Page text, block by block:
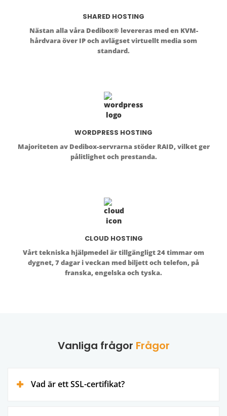
SHARED HOSTING
Nästan alla våra Dedibox® levereras med en KVM-
hårdvara över IP och avlägset virtuellt media som
standard.
WORDPRESS HOSTING
Majoriteten av Dedibox-servrarna stöder RAID, vilket ger
pålitlighet och prestanda.
CLOUD HOSTING
Vårt tekniska hjälpmedel är tillgängligt 24 timmar om
dygnet, 7 dagar i veckan med biljett och telefon, på
franska, engelska och tyska.
Vanliga frågor Frågor
Vad är ett SSL-certifikat?